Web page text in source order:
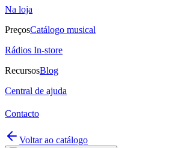
Na loja
PreçosCatálogo musical
Rádios In-store
RecursosBlog
Central de ajuda
Contacto
Voltar ao catálogo